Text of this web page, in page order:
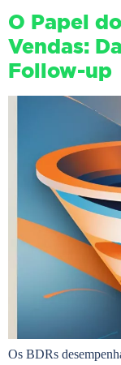
O Papel
Vendas:
Follow-up
Os BDRs